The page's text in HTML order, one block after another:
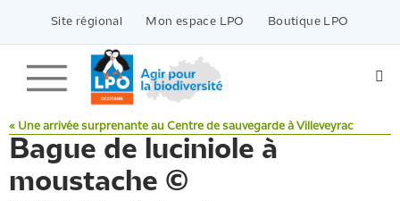
contenu
Site régional Mon espace LPO Boutique LPO
« Une arrivée surprenante au Centre de sauvegarde à Villeveyrac
Bague de luciniole à
moustache ©